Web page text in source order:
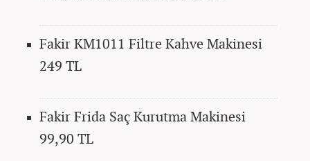
Fakir KM1011 Filtre Kahve Makinesi
249 TL
Fakir Frida Saç Kurutma Makinesi
99,90 TL